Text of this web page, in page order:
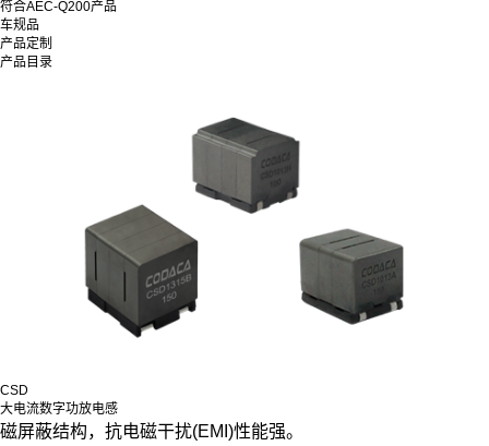
符合AEC-Q200产品
车规品
产品定制
产品目录
CSD
大电流数字功放电感
磁屏蔽结构，抗电磁干扰(EMI)性能强。